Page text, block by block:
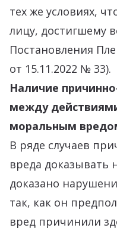
тех же условиях,
лицу, достигшему
Постановления
от 15.11.2022 № 33).
Наличие
между
моральным
В ряде случаев
вреда доказывать
доказано
так, как он
вред причинили